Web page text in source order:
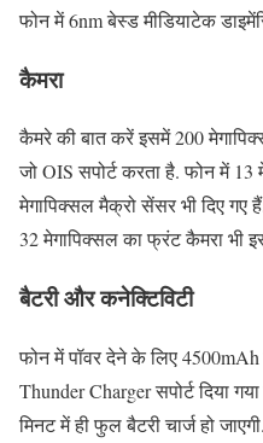
फोन में 6nm बेस्ड मीडियाटेक
कैमरा
कैमरे की बात करें इसमें 200
जो OIS सपोर्ट करता है. फोन में
मेगापिक्सल मैक्रो सेंसर भी दिए
32 मेगापिक्सल का फ्रंट कैमरा भी
बैटरी और कनेक्टिविटी
फोन में पॉवर देने के लिए
Thunder Charger सपोर्ट दिया
मिनट में ही फुल बैटरी चार्ज हो